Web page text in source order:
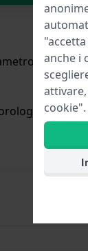
di 40
è
anche i
cookie".